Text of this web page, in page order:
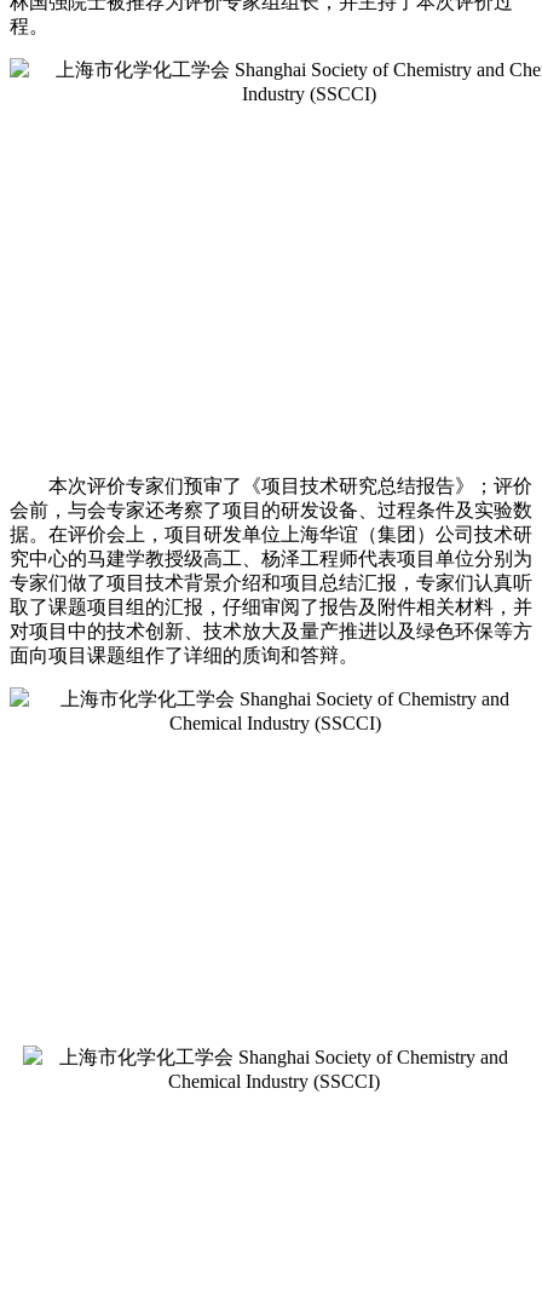
程。
本次评价专家们预审了《项目技术研究总结报告》
；评价
会前，与会专家还考察了项目的研发设备、过程条件及实验数
据。 在评价会上， 项目 研发单位 上海华谊（集团）公司技术研
究中心的马建学教授级高工 杨泽工程师代表项目单位分别 为
专家们做了项目技术背景介绍和项目 总结汇报 ，专家们认真听
取了课题项目组的汇报，仔细审阅了报告及 附件相关材料，并
对项目中的技术创新、 技术放大及量产推进以及绿色环保等方
面向项目课题组作了详细的质询和答辩。